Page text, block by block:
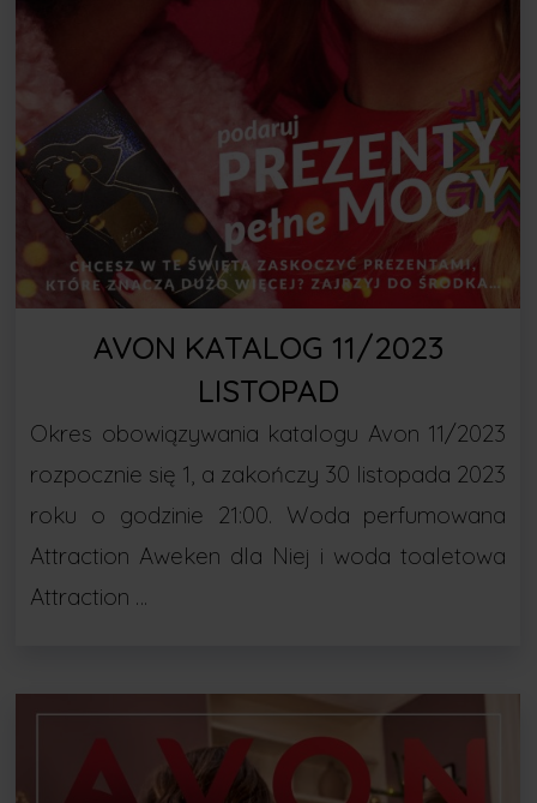
AVON KATALOG 11/2023
LISTOPAD
Okres obowiązywania katalogu Avon 11/2023
rozpocznie się 1, a zakończy 30 listopada 2023
roku o godzinie 21:00. Woda perfumowana
Attraction Aweken dla Niej i woda toaletowa
Attraction …